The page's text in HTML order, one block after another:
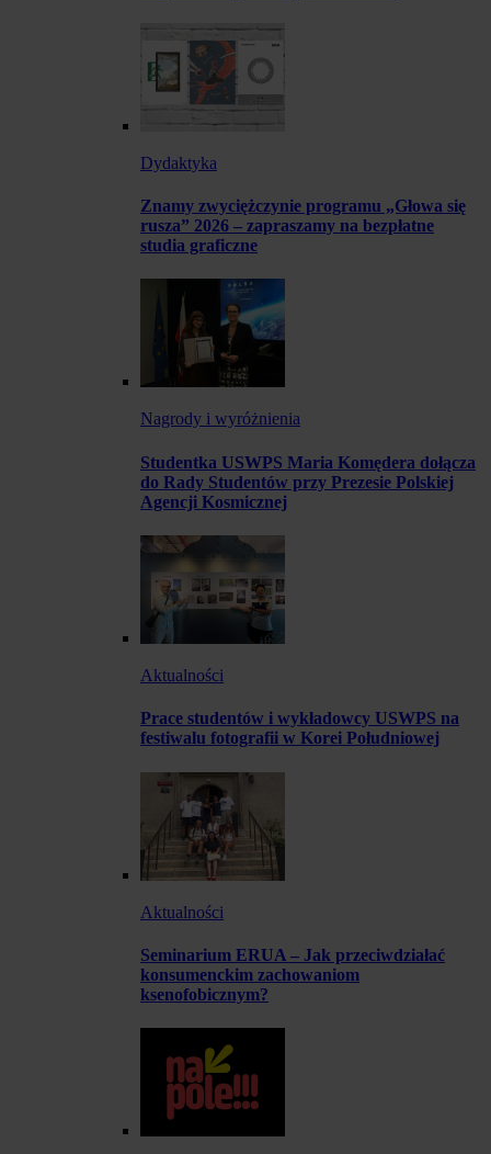
Dydaktyka
Znamy zwyciężczynie programu „Głowa się
rusza” 2026 – zapraszamy na bezpłatne
studia graficzne
Nagrody i wyróżnienia
Studentka USWPS Maria Komędera dołącza
do Rady Studentów przy Prezesie Polskiej
Agencji Kosmicznej
Aktualności
Prace studentów i wykładowcy USWPS na
festiwalu fotografii w Korei Południowej
Aktualności
Seminarium ERUA – Jak przeciwdziałać
konsumenckim zachowaniom
ksenofobicznym?